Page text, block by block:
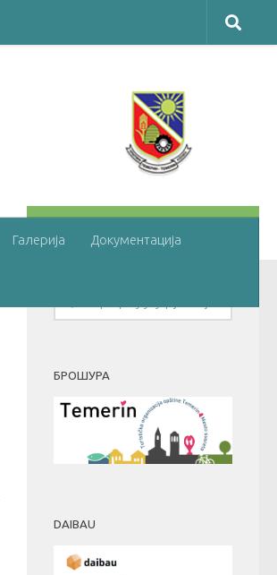
Галерија Документација
ПОГЛЕДАЈТЕ ЈОШ
БРОШУРА
DAIBAU